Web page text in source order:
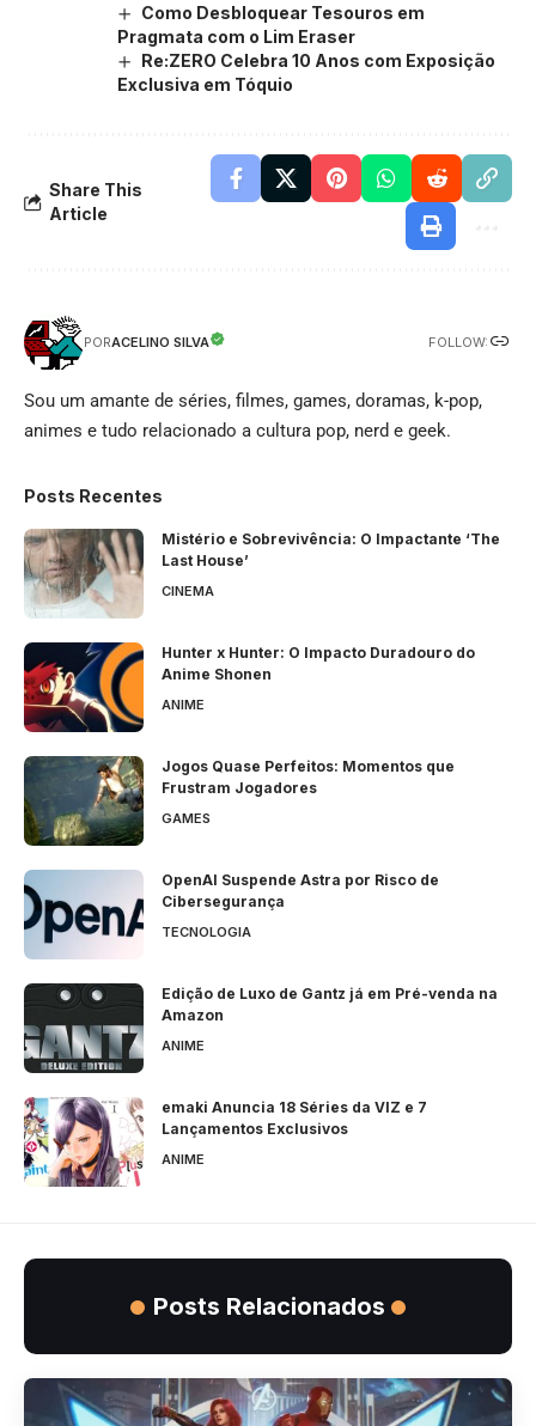
Como Desbloquear Tesouros em
Pragmata com o Lim Eraser
Re:ZERO Celebra 10 Anos com Exposição
Exclusiva em Tóquio
Share This
Article
PORACELINO SILVA FOLLOW:
Sou um amante de séries, filmes, games, doramas, k-pop,
animes e tudo relacionado a cultura pop, nerd e geek.
Posts Recentes
Mistério e Sobrevivência: O Impactante ‘The
Last House’
CINEMA
Hunter x Hunter: O Impacto Duradouro do
Anime Shonen
ANIME
Jogos Quase Perfeitos: Momentos que
Frustram Jogadores
GAMES
OpenAI Suspende Astra por Risco de
Cibersegurança
TECNOLOGIA
Edição de Luxo de Gantz já em Pré-venda na
Amazon
ANIME
emaki Anuncia 18 Séries da VIZ e 7
Lançamentos Exclusivos
ANIME
Posts Relacionados